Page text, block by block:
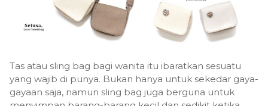
Tas atau sling bag bagi wanita itu ibaratkan sesuatu
yang wajib di punya. Bukan hanya untuk sekedar gaya-
gayaan saja, namun sling bag juga berguna untuk